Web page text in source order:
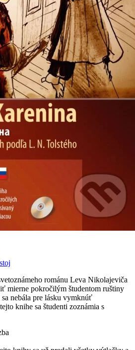
románu Leva Nikolajeviča
mierne pokročilým študentom ruštiny
nebála pre lásku vymknúť
knihe sa študenti zoznámia s